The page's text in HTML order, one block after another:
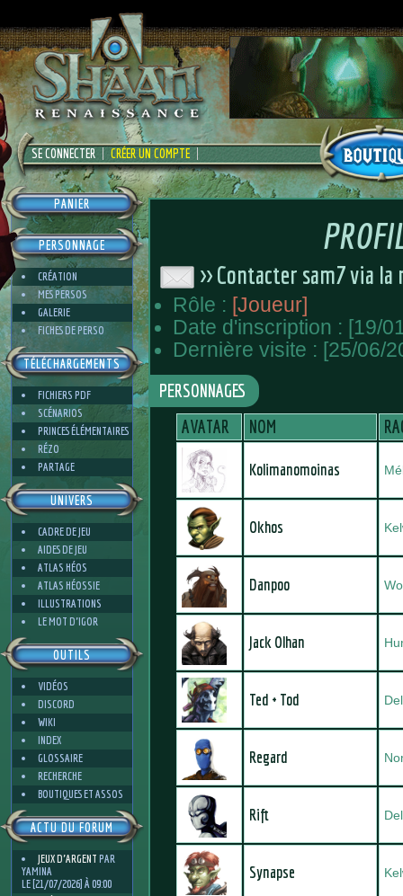
SE CONNECTER CRÉER UN COMPTE
PANIER
PERSONNAGE
CRÉATION
MES PERSOS
GALERIE
FICHES DE PERSO
TÉLÉCHARGEMENTS
FICHIERS PDF
SCÉNARIOS
PRINCES ÉLÉMENTAIRES
RÉZO
PARTAGE
UNIVERS
CADRE DE JEU
AIDES DE JEU
ATLAS HÉOS
ATLAS HÉOSSIE
ILLUSTRATIONS
LE MOT D'IGOR
OUTILS
VIDÉOS
DISCORD
WIKI
INDEX
GLOSSAIRE
RECHERCHE
BOUTIQUES ET ASSOS
ACTU DU FORUM
JEUX D'ARGENT PAR
YAMINA
LE [21/07/2026] À 09:00
>> Contacter sam7 via
Rôle : [Joueur]
Date d'inscription : [19/
Dernière visite : [25/06/
PERSONNAGES
AVATAR
NOM
Kolimanomoinas
Okhos
Danpoo
Jack Olhan
Ted + Tod
Regard
Rift
Synapse